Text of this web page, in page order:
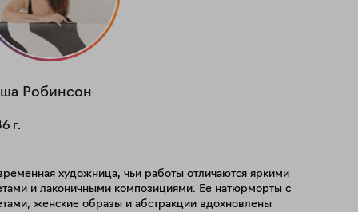
Робинсон
г.
художница, чьи работы отличаются яркими
и лаконичными композициями. Ее натюрморты с
женские образы и абстракции вдохновлены